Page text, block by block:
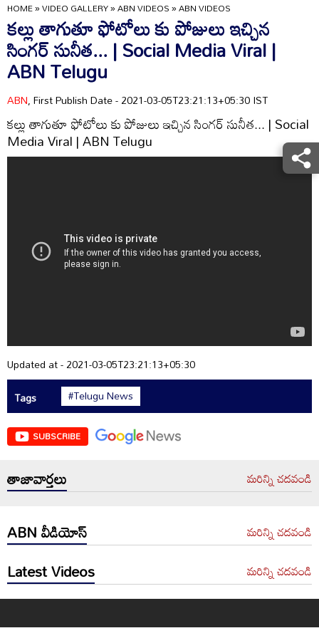
HOME»VIDEO GALLERY»ABN VIDEOS»ABN VIDEOS
కల్లు తాగుతూ ఫోటోలు కు పోజులు ఇచ్చిన
సింగర్ సునీత... | Social Media Viral |
ABN Telugu
ABN, First Publish Date - 2021-03-05T23:21:13+05:30 IST
కల్లు తాగుతూ ఫోటోలు కు పోజులు ఇచ్చిన సింగర్ సునీత... | Social
Media Viral | ABN Telugu
Updated at - 2021-03-05T23:21:13+05:30
Tags
#Telugu News
SUBSCRIBE
తాజావార్తలు మరిన్ని చదవండి
ABN వీడియోస్ మరిన్ని చదవండి
Latest Videos మరిన్ని చదవండి